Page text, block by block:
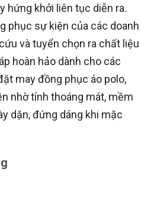
hứng khởi liên tục diễn ra.
phục sự kiện của các doanh
và tuyển chọn ra chất liệu
hoàn hảo dành cho các
may đồng phục áo polo,
nhờ tính thoáng mát, mềm
dặn, đứng dáng khi mặc